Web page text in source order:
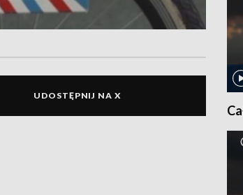
UDOSTĘPNIJ NA X